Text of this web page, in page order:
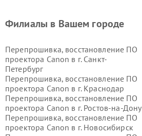
Филиалы в Вашем городе
Перепрошивка, восстановление ПО
проектора Canon в г. Санкт-
Петербург
Перепрошивка, восстановление ПО
проектора Canon в г. Краснодар
Перепрошивка, восстановление ПО
проектора Canon в г. Ростов-на-Дону
Перепрошивка, восстановление ПО
проектора Canon в г. Новосибирск